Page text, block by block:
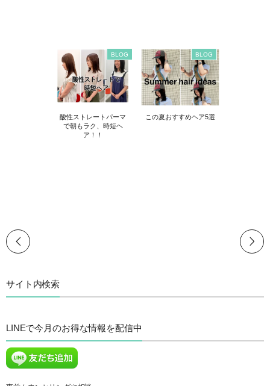
BLOG
酸性ストレートパーマ
で朝もラク、時短ヘ
ア！！
BLOG
この夏おすすめヘア5選
サイト内検索
LINEで今月のお得な情報を配信中